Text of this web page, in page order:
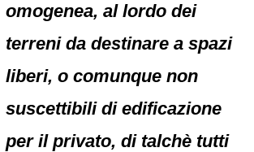
omogenea, al lordo dei
terreni da destinare a spazi
liberi, o comunque non
suscettibili di edificazione
per il privato, di talchè tutti